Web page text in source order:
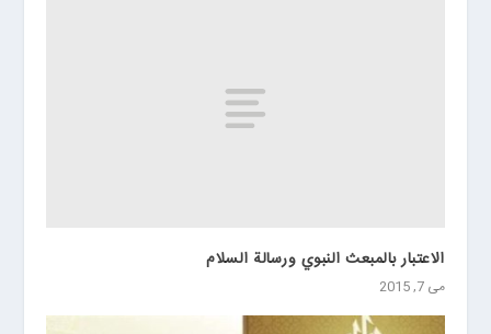
الاعتبار بالمبعث النبوي ورسالة السلام
می 7, 2015